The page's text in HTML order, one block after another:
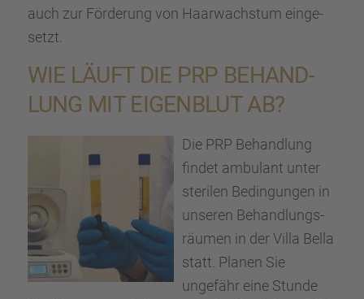
auch zur Förde­rung von Haarwachs­tum einge­
setzt.
WIE LÄUFT DIE PRP BEHAND­
LUNG MIT EIGEN­BLUT AB?
Die PRP Behand­lung
findet ambulant unter
steri­len Bedin­gun­gen in
unseren Behand­lungs­
räu­men in der Villa Bella
statt. Planen Sie
ungefähr eine Stunde